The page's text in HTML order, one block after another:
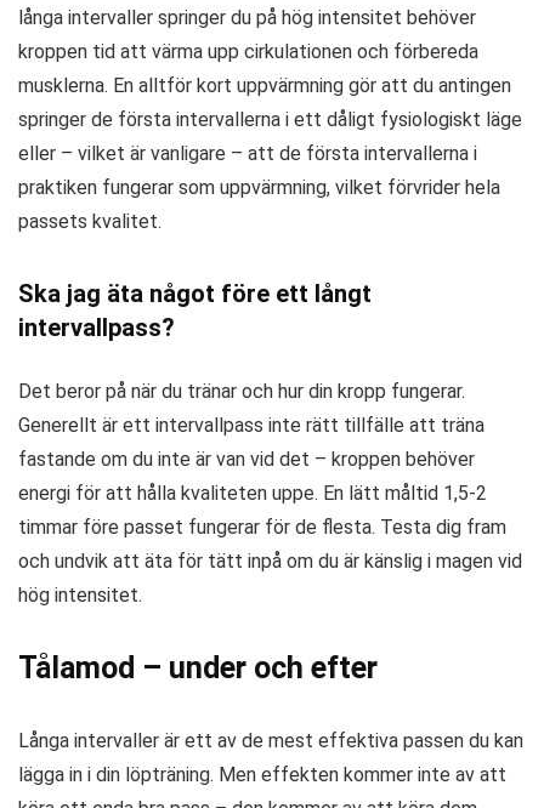
långa intervaller springer du på hög intensitet behöver
kroppen tid att värma upp cirkulationen och förbereda
musklerna. En alltför kort uppvärmning gör att du antingen
springer de första intervallerna i ett dåligt fysiologiskt läge
eller – vilket är vanligare – att de första intervallerna i
praktiken fungerar som uppvärmning, vilket förvrider hela
passets kvalitet.
Ska jag äta något före ett långt
intervallpass?
Det beror på när du tränar och hur din kropp fungerar.
Generellt är ett intervallpass inte rätt tillfälle att träna
fastande om du inte är van vid det – kroppen behöver
energi för att hålla kvaliteten uppe. En lätt måltid 1,5-2
timmar före passet fungerar för de flesta. Testa dig fram
och undvik att äta för tätt inpå om du är känslig i magen vid
hög intensitet.
Tålamod – under och efter
Långa intervaller är ett av de mest effektiva passen du kan
lägga in i din löpträning. Men effekten kommer inte av att